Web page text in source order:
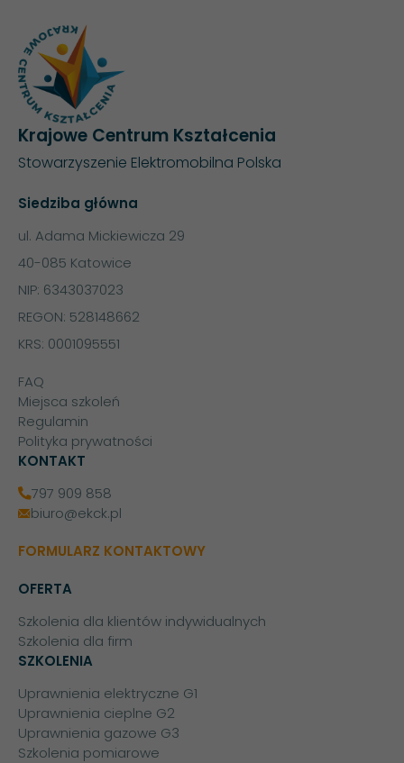
Krajowe Centrum Kształcenia
Stowarzyszenie Elektromobilna Polska
Siedziba główna
ul. Adama Mickiewicza 29
40-085 Katowice
NIP: 6343037023
REGON: 528148662
KRS: 0001095551
FAQ
Miejsca szkoleń
Regulamin
Polityka prywatności
KONTAKT
797 909 858
biuro@ekck.pl
FORMULARZ KONTAKTOWY
OFERTA
Szkolenia dla klientów indywidualnych
Szkolenia dla firm
SZKOLENIA
Uprawnienia elektryczne G1
Uprawnienia cieplne G2
Uprawnienia gazowe G3
Szkolenia pomiarowe